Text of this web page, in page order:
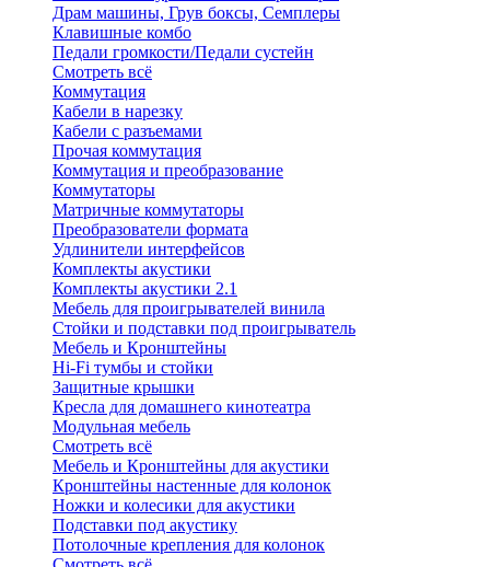
Драм машины, Грув боксы, Семплеры
Клавишные комбо
Педали громкости/Педали сустейн
Смотреть всё
Коммутация
Кабели в нарезку
Кабели с разъемами
Прочая коммутация
Коммутация и преобразование
Коммутаторы
Матричные коммутаторы
Преобразователи формата
Удлинители интерфейсов
Комплекты акустики
Комплекты акустики 2.1
Мебель для проигрывателей винила
Стойки и подставки под проигрыватель
Мебель и Кронштейны
Hi-Fi тумбы и стойки
Защитные крышки
Кресла для домашнего кинотеатра
Модульная мебель
Смотреть всё
Мебель и Кронштейны для акустики
Кронштейны настенные для колонок
Ножки и колесики для акустики
Подставки под акустику
Потолочные крепления для колонок